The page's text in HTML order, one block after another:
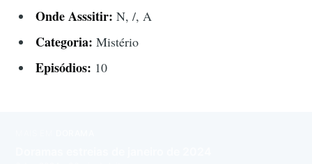
Onde Asssitir: N, /, A
Categoria: Mistério
Episódios: 10